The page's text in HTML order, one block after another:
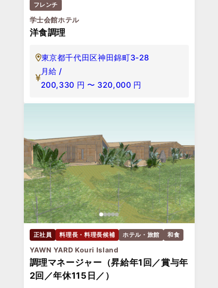
フレンチ
学士会館ホテル
洋食調理
東京都千代田区神田錦町3-28
月給 /
200,330 円 〜 320,000 円
正社員 料理長・料理長候補 ホテル・旅館 和食
YAWN YARD Kouri Island
調理マネージャー（昇給年1回／賞与年
2回／年休115日／）